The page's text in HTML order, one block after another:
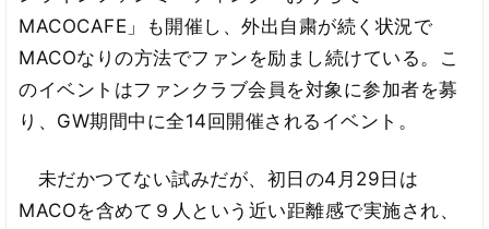
MACOCAFE」も開催し、外出自粛が続く状況で
MACOなりの方法でファンを励まし続けている。こ
のイベントはファンクラブ会員を対象に参加者を募
り、GW期間中に全14回開催されるイベント。
未だかつてない試みだが、初日の4月29日は
MACOを含めて９人という近い距離感で実施され、